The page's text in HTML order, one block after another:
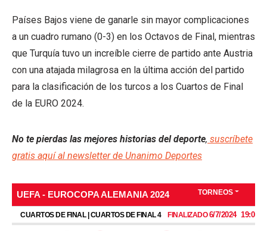
Países Bajos viene de ganarle sin mayor complicaciones
a un cuadro rumano (0-3) en los Octavos de Final, mientras
que Turquía tuvo un increíble cierre de partido ante Austria
con una atajada milagrosa en la última acción del partido
para la clasificación de los turcos a los Cuartos de Final
de la EURO 2024.
No te pierdas las mejores historias del deporte, suscríbete
gratis aquí al newsletter de Unanimo Deportes